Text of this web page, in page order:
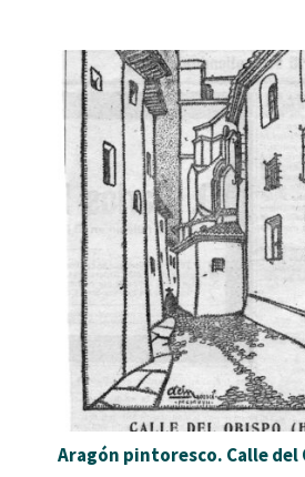
Aragón pintoresco. Calle del